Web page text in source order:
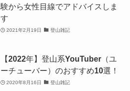
験から女性目線でアドバイスしま
す
2021年2月19日 登山雑記
【2022年】登山系YouTuber（ユ
ーチューバー）のおすすめ10選！
2020年8月16日 登山雑記